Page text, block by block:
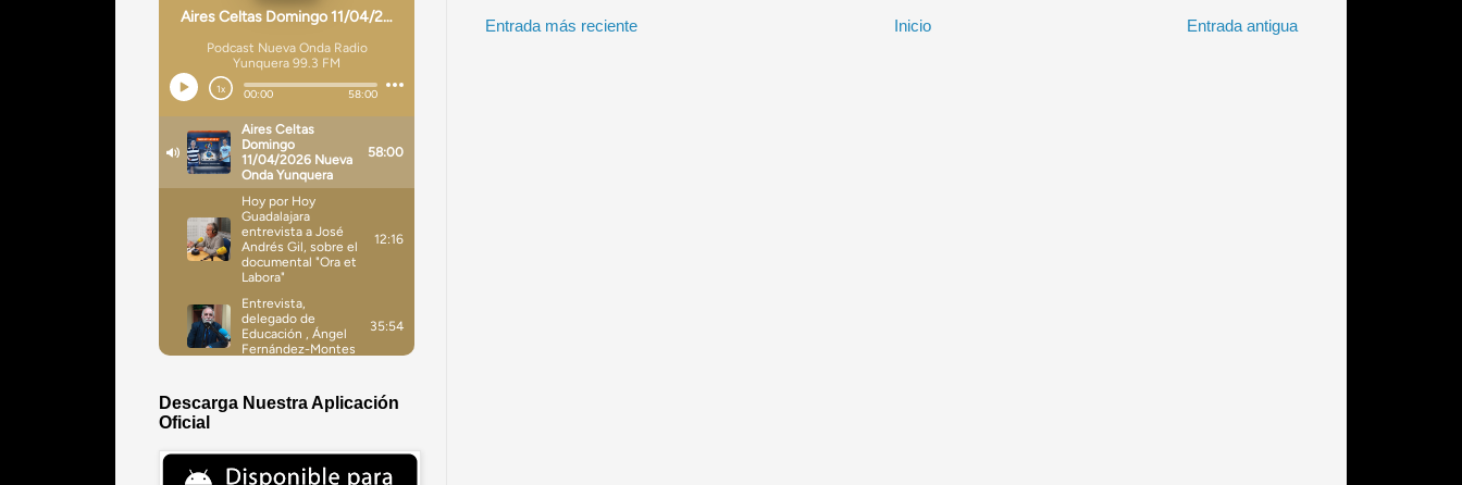
Entrada más reciente Entrada antigua
Inicio
Descarga Nuestra Aplicación
Oficial